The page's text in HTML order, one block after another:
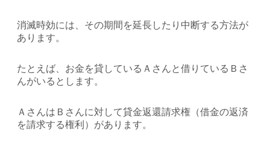
消滅時効には、その期間を延長したり中断する方法が
あります。
たとえば、お金を貸しているＡさんと借りているＢさ
んがいるとします。
ＡさんはＢさんに対して貸金返還請求権（借金の返済
を請求する権利）があります。